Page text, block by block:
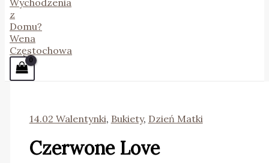
14.02 Walentynki, Bukiety, Dzień Matki
Czerwone Love